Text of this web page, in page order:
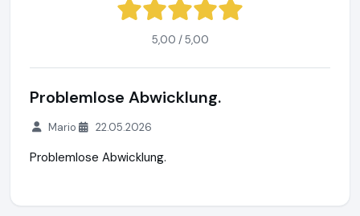
5,00 / 5,00
Problemlose Abwicklung.
Mario 22.05.2026
Problemlose Abwicklung.